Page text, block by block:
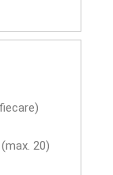
20)